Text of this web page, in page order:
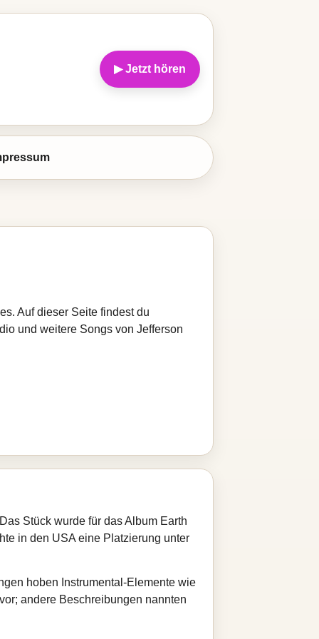
▶ Jetzt hören
Auf dieser Seite findest du
und weitere Songs von Jefferson
Stück wurde für das Album Earth
in den USA eine Platzierung unter
hoben Instrumental‑Elemente wie
andere Beschreibungen nannten